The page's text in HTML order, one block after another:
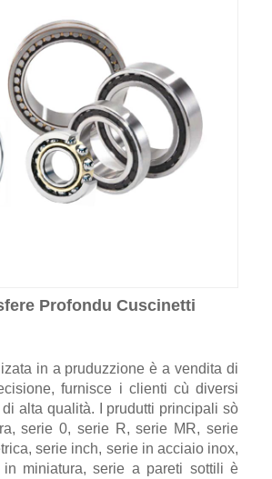
Profondu Cuscinetti
in a pruduzzione è a vendita di
furnisce i clienti cù diversi
alta qualità. I prudutti principali sò
serie 0, serie R, serie MR, serie
serie inch, serie in acciaio inox,
in miniatura, serie a pareti sottili è